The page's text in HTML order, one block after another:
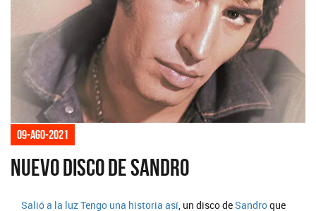
09-ago-2021
Nuevo disco de Sandro
Salió a la luzTengo una historia así, un disco deSandroque